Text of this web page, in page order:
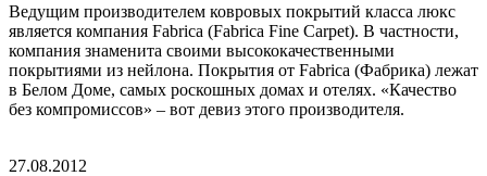
Ведущим производителем ковровых покрытий класса люкс
является компания Fabrica (Fabrica Fine Carpet). В частности,
компания знаменита своими высококачественными
покрытиями из нейлона. Покрытия от Fabrica (Фабрика) лежат
в Белом Доме, самых роскошных домах и отелях. «Качество
без компромиссов» – вот девиз этого производителя.
27.08.2012